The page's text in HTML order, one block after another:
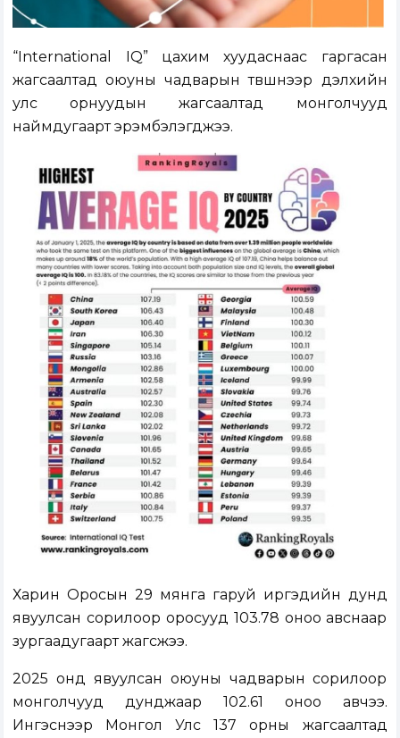
“International IQ” цахим хуудаснаас гаргасан
жагсаалтад оюуны чадварын түвшнээр дэлхийн
улс орнуудын жагсаалтад монголчууд
наймдугаарт эрэмбэлэгджээ.
Харин Оросын 29 мянга гаруй иргэдийн дунд
явуулсан сорилоор оросууд 103.78 оноо авснаар
зургаадугаарт жагсжээ.
2025 онд явуулсан оюуны чадварын сорилоор
монголчууд дунджаар 102.61 оноо авчээ.
Ингэснээр Монгол Улс 137 орны жагсаалтад